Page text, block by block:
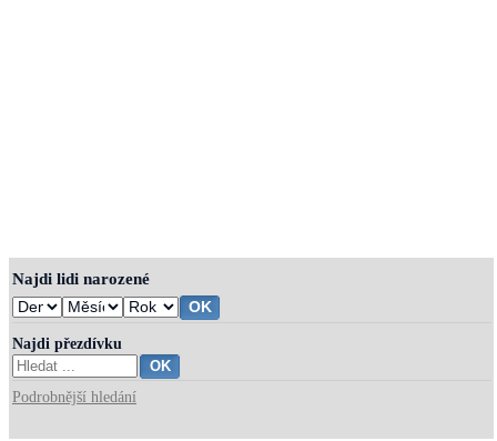
Najdi lidi narozené
Najdi přezdívku
Podrobnější hledání